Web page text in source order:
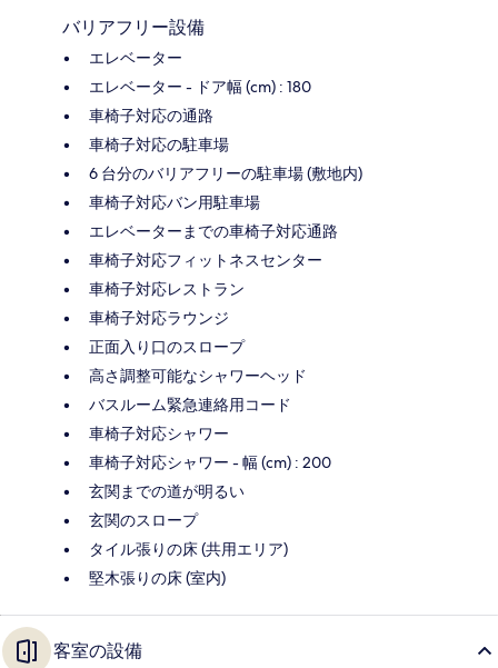
バリアフリー設備
エレベーター
エレベーター - ドア幅 (cm) : 180
車椅子対応の通路
車椅子対応の駐車場
6 台分のバリアフリーの駐車場 (敷地内)
車椅子対応バン用駐車場
エレベーターまでの車椅子対応通路
車椅子対応フィットネスセンター
車椅子対応レストラン
車椅子対応ラウンジ
正面入り口のスロープ
高さ調整可能なシャワーヘッド
バスルーム緊急連絡用コード
車椅子対応シャワー
車椅子対応シャワー - 幅 (cm) : 200
玄関までの道が明るい
玄関のスロープ
タイル張りの床 (共用エリア)
堅木張りの床 (室内)
客室の設備